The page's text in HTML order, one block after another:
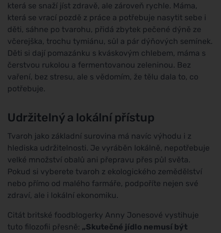
která se snaží jíst zdravě, ale zároveň rychle. Máma,
která se vrací pozdě z práce a potřebuje nasytit sebe i
děti, sáhne po tvarohu, přidá zbytek pečené dýně ze
včerejška, trochu tymiánu, sůl a pár dýňových semínek.
Děti si dají pomazánku s kváskovým chlebem, máma s
čerstvou rukolou a fermentovanou zeleninou. Bez
vaření, bez stresu, ale s vědomím, že tělu dala to, co
potřebuje.
Udržitelný a lokální přístup
Tvaroh jako základní surovina má navíc výhodu i z
hlediska udržitelnosti. Je vyráběn lokálně, nepotřebuje
velké množství obalů ani přepravu přes půl světa.
Pokud si vyberete tvaroh z ekologického zemědělství
nebo přímo od malého farmáře, podpoříte nejen své
zdraví, ale i lokální ekonomiku.
Citát britské foodblogerky Anny Jonesové vystihuje
tuto filozofii přesně: „Skutečné jídlo nemusí být